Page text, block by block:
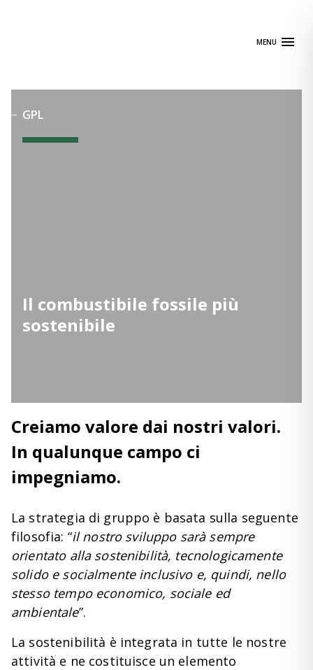
MENU
GPL
Il combustibile fossile più
sostenibile
Creiamo valore dai nostri valori.
In qualunque campo ci
impegniamo.
La strategia di gruppo è basata sulla seguente
filosofia: “il nostro sviluppo sarà sempre
orientato alla sostenibilità, tecnologicamente
solido e socialmente inclusivo e, quindi, nello
stesso tempo economico, sociale ed
ambientale”.
La sostenibilità è integrata in tutte le nostre
attività e ne costituisce un elemento